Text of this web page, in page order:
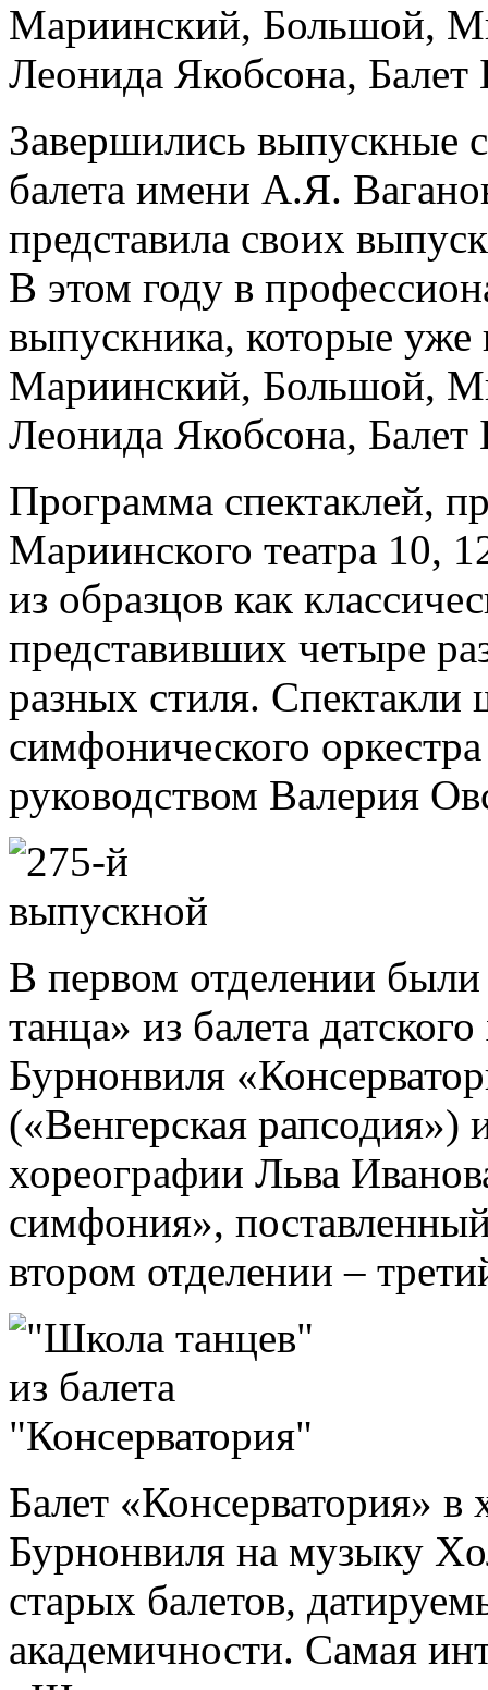
Мариинский, Большой,
Леонида Якобсона,
Завершились выпускные
балета имени А.Я.
представила своих
В этом году в
выпускника, которые
Мариинский, Большой,
Леонида Якобсона,
Программа спектаклей,
Мариинского театра 10,
из образцов как
представивших четыре
разных стиля.
симфонического
руководством Валерия
В первом отделении
танца» из балета
Бурнонвиля
(«Венгерская рапсодия»)
хореографии Льва
симфония»,
втором отделении –
Балет «Консерватория» в
Бурнонвиля на музыку
старых балетов,
академичности. Самая